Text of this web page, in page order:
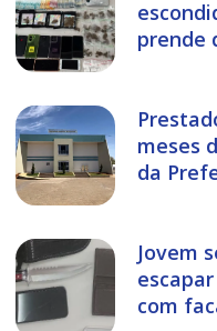
prende
meses
da
Jovem
com